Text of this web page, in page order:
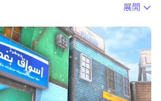
FPS槍射擊2023的英雄。加入了
高辛烷值的刺激。這種完整的腎上
正的突擊隊槍支遊戲玩家。突擊
滿了重型交火。它具有快速的
展開